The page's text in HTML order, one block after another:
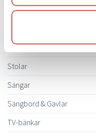
Soffor
Skänkar & Sideboards
Stolar
Sängar
Sängbord & Gavlar
TV-bänkar